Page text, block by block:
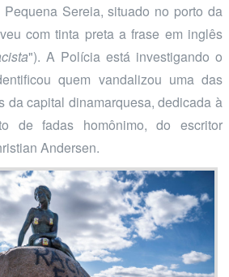
Sereia, situado no porto da
com tinta preta a frase em inglês
"). A Polícia está investigando o
quem vandalizou uma das
da capital dinamarquesa, dedicada à
de fadas homônimo, do escritor
Andersen.